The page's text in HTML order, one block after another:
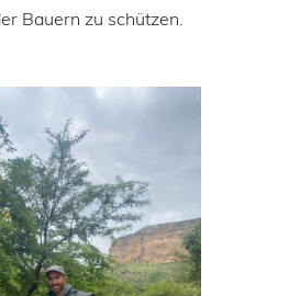
Bauern zu schützen.